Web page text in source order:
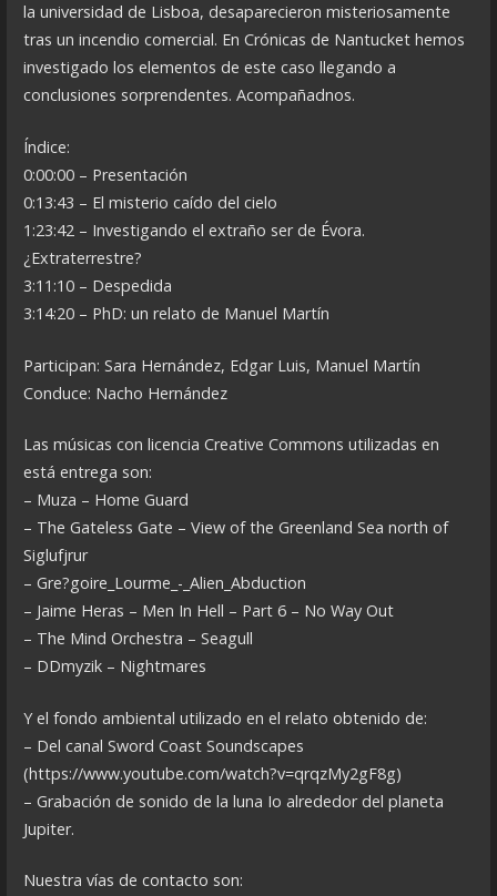
la universidad de Lisboa, desaparecieron misteriosamente
tras un incendio comercial. En Crónicas de Nantucket hemos
investigado los elementos de este caso llegando a
conclusiones sorprendentes. Acompañadnos.
Índice:
0:00:00 – Presentación
0:13:43 – El misterio caído del cielo
1:23:42 – Investigando el extraño ser de Évora.
¿Extraterrestre?
3:11:10 – Despedida
3:14:20 – PhD: un relato de Manuel Martín
Participan: Sara Hernández, Edgar Luis, Manuel Martín
Conduce: Nacho Hernández
Las músicas con licencia Creative Commons utilizadas en
está entrega son:
– Muza – Home Guard
– The Gateless Gate – View of the Greenland Sea north of
Siglufjrur
– Gre?goire_Lourme_-_Alien_Abduction
– Jaime Heras – Men In Hell – Part 6 – No Way Out
– The Mind Orchestra – Seagull
– DDmyzik – Nightmares
Y el fondo ambiental utilizado en el relato obtenido de:
– Del canal Sword Coast Soundscapes
(https://www.youtube.com/watch?v=qrqzMy2gF8g)
– Grabación de sonido de la luna Io alrededor del planeta
Jupiter.
Nuestra vías de contacto son: